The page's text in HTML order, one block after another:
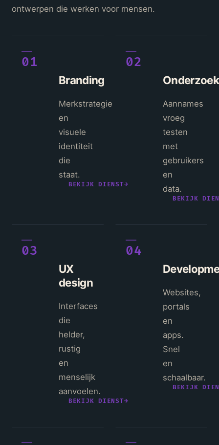
ontwerpen die werken voor mensen.
01
Branding
Merkstrategie
en
visuele
identiteit
die
staat.
BEKIJK DIENST→
02
Onderzoek
Aannames
vroeg
testen
met
gebruikers
en
data.
BEKIJK
03
UX
design
Interfaces
die
helder,
rustig
en
menselijk
aanvoelen.
BEKIJK DIENST→
04
Websites,
portals
en
apps.
Snel
en
schaalbaar.
BEKIJK